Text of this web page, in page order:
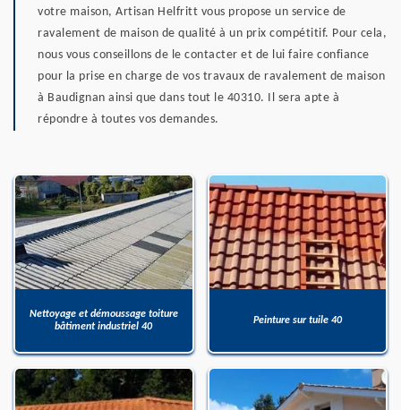
votre maison, Artisan Helfritt vous propose un service de
ravalement de maison de qualité à un prix compétitif. Pour cela,
nous vous conseillons de le contacter et de lui faire confiance
pour la prise en charge de vos travaux de ravalement de maison
à Baudignan ainsi que dans tout le 40310. Il sera apte à
répondre à toutes vos demandes.
Nettoyage et démoussage toiture
bâtiment industriel 40
Peinture sur tuile 40